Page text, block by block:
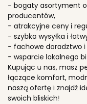
- bogaty asortyment
producentów,
- atrakcyjne ceny i
- szybka wysyłka i
- fachowe doradztwo
- wsparcie lokalnego
Kupując u nas, masz
łączące komfort,
naszą ofertę i znajdź
swoich bliskich!